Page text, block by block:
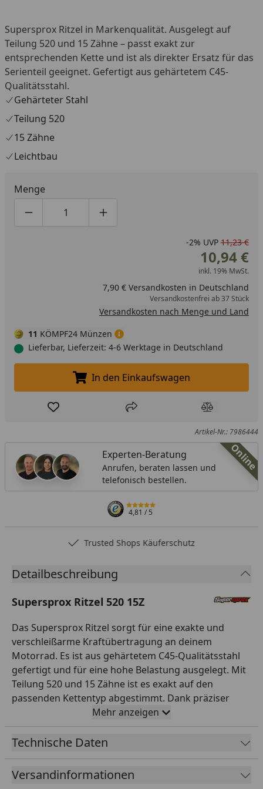
Supersprox Ritzel in Markenqualität. Ausgelegt auf
Teilung 520 und 15 Zähne – passt exakt zur
entsprechenden Kette und ist als direkter Ersatz für das
Serienteil geeignet. Gefertigt aus gehärtetem C45-
Qualitätsstahl.
Gehärteter Stahl
Teilung 520
15 Zähne
Leichtbau
Menge
Produktmenge um eins verringern
Produktmenge manuell eingeben
Produktmenge um eins erhöhen
-2% UVP 11,23 €
10,94 €
inkl. 19% MwSt.
7,90 € Versandkosten in Deutschland
Versandkostenfrei ab 37 Stück
Versandkosten nach Menge und Land
11 KÖMPF24 Münzen
Lieferbar, Lieferzeit: 4-6 Werktage in Deutschland
In den Einkaufswagen legen
In den Einkaufswagen
Produkt zur Wunschliste hinzufügen
Teilen Produkt
Artikel-Nr.: 7986444
Online
Experten-Beratung
Anrufen, beraten lassen und
telefonisch bestellen.
4,81/ 5
Trusted Shops Käuferschutz
Detailbeschreibung
Supersprox Ritzel 520 15Z
Das Supersprox Ritzel sorgt für eine exakte und
verschleißarme Kraftübertragung an deinem
Motorrad. Es ist aus gehärtetem C45-Qualitätsstahl
gefertigt und für eine hohe Belastung ausgelegt. Mit
Teilung 520 und 15 Zähne ist es exakt auf den
passenden Kettentyp abgestimmt. Dank präziser
CNC-Fertigung läuft das Ritzel rund und leise. So
sorgst du für eine zuverlässige Kraftübertragung und
ein direktes Ansprechverhalten. Supersprox steht seit
Erstausrüsterqualität. Bei BTR Tools erhältst du
ausschließlich original verpackte Markenware mit
Mehr anzeigen
Technische Daten
Versandinformationen